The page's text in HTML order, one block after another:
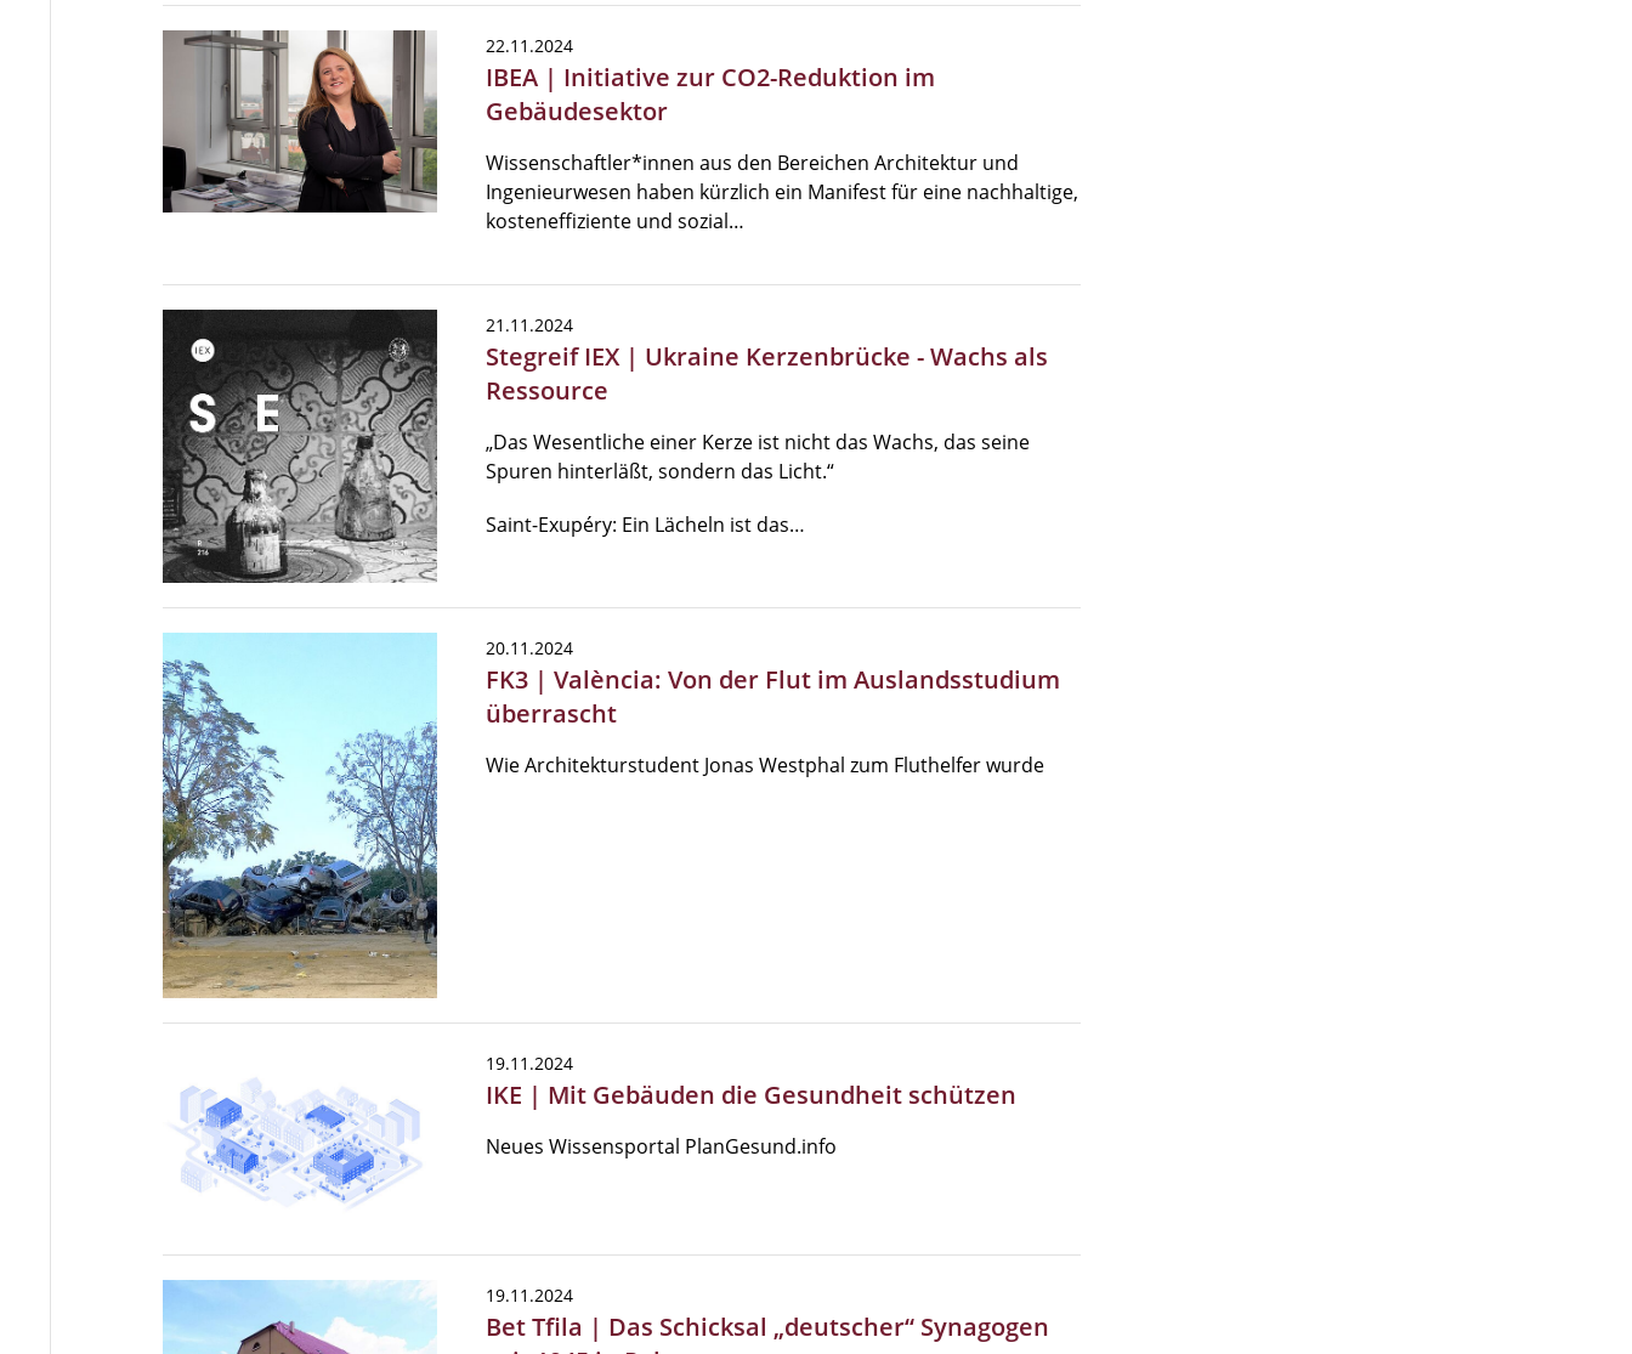
22.11.2024
IBEA | Initiative zur CO2-Reduktion im
Gebäudesektor
Wissenschaftler*innen aus den Bereichen Architektur und
Ingenieurwesen haben kürzlich ein Manifest für eine nachhaltige,
kosteneffiziente und sozial…
21.11.2024
Stegreif IEX | Ukraine Kerzenbrücke - Wachs als
Ressource
„Das Wesentliche einer Kerze ist nicht das Wachs, das seine
Spuren hinterläßt, sondern das Licht.“
Saint-Exupéry: Ein Lächeln ist das…
20.11.2024
FK3 | València: Von der Flut im Auslandsstudium
überrascht
Wie Architekturstudent Jonas Westphal zum Fluthelfer wurde
19.11.2024
IKE | Mit Gebäuden die Gesundheit schützen
Neues Wissensportal PlanGesund.info
19.11.2024
Bet Tfila | Das Schicksal „deutscher“ Synagogen